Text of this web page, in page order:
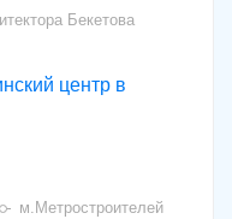
Бекетова
центр в
м.Метростроителей